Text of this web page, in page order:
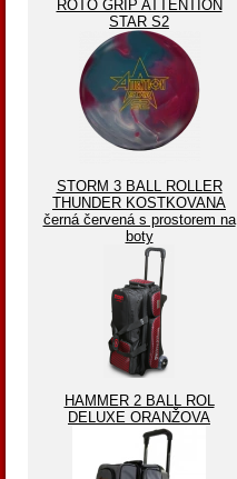
ROTO GRIP ATTENTION
STAR S2
STORM 3 BALL ROLLER
THUNDER KOSTKOVANA
černá červená s prostorem na
boty
HAMMER 2 BALL ROL
DELUXE ORANŽOVA